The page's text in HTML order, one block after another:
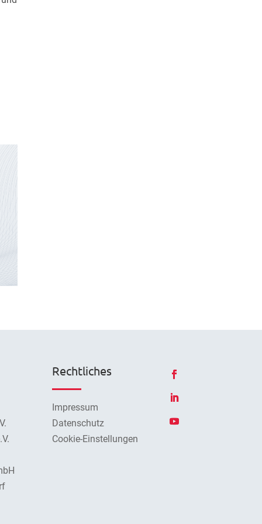
Rechtliches
Impressum
Datenschutz
Cookie-Einstellungen